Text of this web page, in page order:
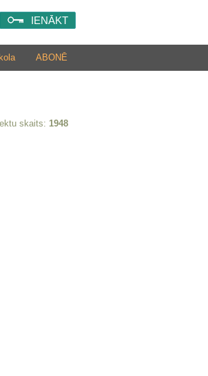
IENĀKT
ABONĒ
skaits: 1948